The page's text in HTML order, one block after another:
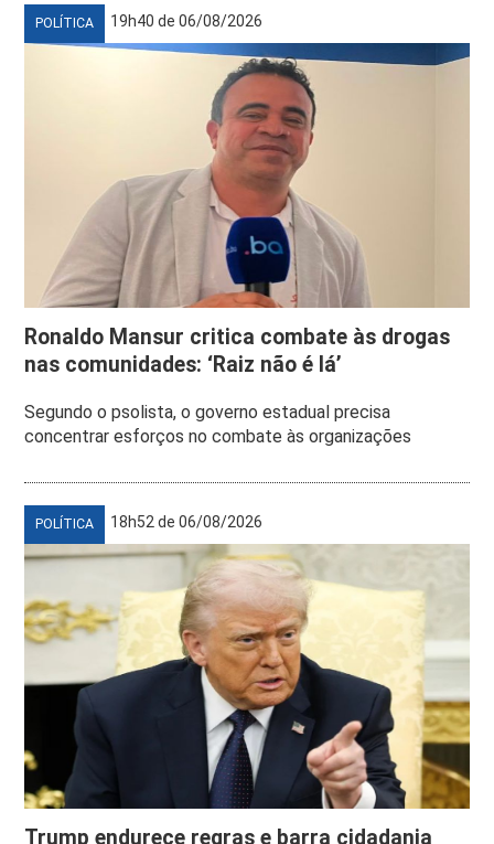
POLÍTICA 19h40 de 06/08/2026
Ronaldo Mansur critica combate às drogas
nas comunidades: ‘Raiz não é lá’
Segundo o psolista, o governo estadual precisa
concentrar esforços no combate às organizações
POLÍTICA 18h52 de 06/08/2026
Trump endurece regras e barra cidadania